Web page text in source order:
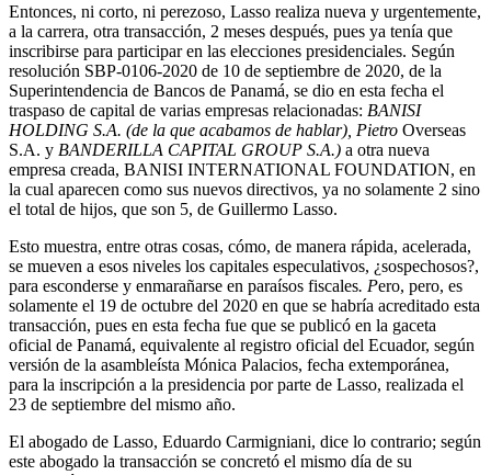
Entonces, ni corto, ni perezoso, Lasso realiza nueva y urgentemente,
a la carrera, otra transacción, 2 meses después, pues ya tenía que
inscribirse para participar en las elecciones presidenciales. Según
resolución SBP-0106-2020 de 10 de septiembre de 2020, de la
Superintendencia de Bancos de Panamá, se dio en esta fecha el
traspaso de capital de varias empresas relacionadas: BANISI
HOLDING S.A. (de la que acabamos de hablar), Pietro Overseas
S.A. y BANDERILLA CAPITAL GROUP S.A.) a otra nueva
empresa creada, BANISI INTERNATIONAL FOUNDATION, en
la cual aparecen como sus nuevos directivos, ya no solamente 2 sino
el total de hijos, que son 5, de Guillermo Lasso.
Esto muestra, entre otras cosas, cómo, de manera rápida, acelerada,
se mueven a esos niveles los capitales especulativos, ¿sospechosos?,
para esconderse y enmarañarse en paraísos fiscales. Pero, pero, es
solamente el 19 de octubre del 2020 en que se habría acreditado esta
transacción, pues en esta fecha fue que se publicó en la gaceta
oficial de Panamá, equivalente al registro oficial del Ecuador, según
versión de la asambleísta Mónica Palacios, fecha extemporánea,
para la inscripción a la presidencia por parte de Lasso, realizada el
23 de septiembre del mismo año.
El abogado de Lasso, Eduardo Carmigniani, dice lo contrario; según
este abogado la transacción se concretó el mismo día de su